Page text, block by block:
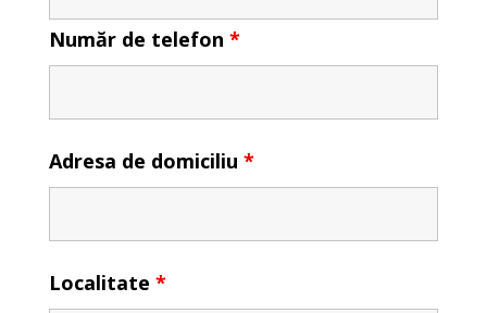
Număr de telefon *
Adresa de domiciliu *
Localitate *